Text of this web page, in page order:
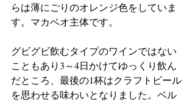
らは薄にごりのオレンジ色をしていま
す。マカベオ主体です。
グビグビ飲むタイプのワインではない
こともあり3～4日かけてゆっくり飲ん
だところ、最後の1杯はクラフトビール
を思わせる味わいとなりました。ベル